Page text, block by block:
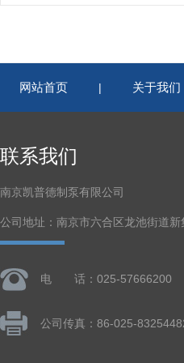
网站首页 | 关于我们
联系我们
南京凯普德制泵有限公司
公司地址：南京市六合区龙池街道
电 话：025-57666200
公司传真：86-025-